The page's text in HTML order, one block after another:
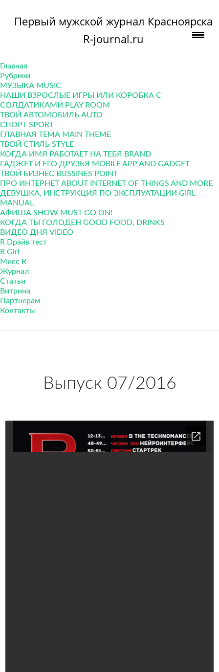
Первый мужской журнал Красноярска
R-journal.ru
Главная
Рубрики
МУЗЫКА MUSIC
НАШИ ВЗРОСЛЫЕ ИГРЫ ИЛИ КОРОБКА С
СОЛДАТИКАМИ PLAY ROOM
ТВОЙ АВТОМОБИЛЬ AUTO
СПОРТ SPORT
ГЛАВНАЯ ТЕМА MAIN THEME
ТВОЙ СТИЛЬ STYLE
КОГДА ИМЯ РАБОТАЕТ НА ТЕБЯ BRAND
ГАДЖЕТ И ЕГО ДРУЗЬЯ MOBILE APP AND GADGET
ТВОЙ БИЗНЕС ВUSSINES POINT
ПРО ИНТЕРНЕТ ABOUT INTERNET OF THINGS AND MORE
ДЕВУШКА, ИНСТРУКЦИЯ ПО ЭКСПЛУАТАЦИИ GIRL
MANUAL
АФИША SHOW MUST GO ON!
КОГДА ТЫ ГОЛОДЕН GOOD FOOD, DRINKS
ВИДЕО ДНЯ VIDEO
R Dрайв тест
R Girl
Мисс R
Журнал
Cтатьи
Витрина
Партнерам
Контакты
Выпуск 07/2016